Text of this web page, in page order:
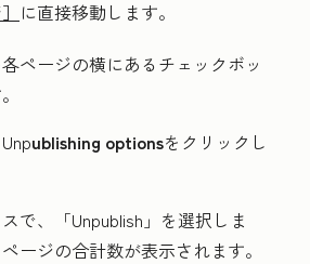
に直接移動します。
ページの横にあるチェックボッ
Unpublishing optionsをクリックし
で、「Unpublish」を選択しま
ージの合計数が表示されます。